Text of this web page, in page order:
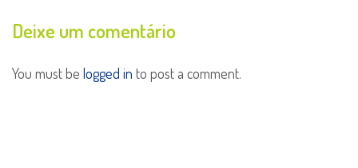
Deixe um comentário
You must be logged in to post a comment.